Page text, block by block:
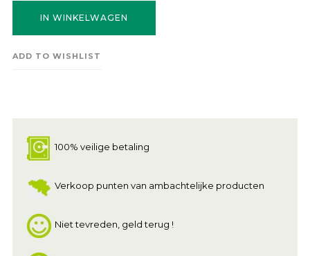
IN WINKELWAGEN
ADD TO WISHLIST
100% veilige betaling
Verkoop punten van ambachtelijke producten
Niet tevreden, geld terug !